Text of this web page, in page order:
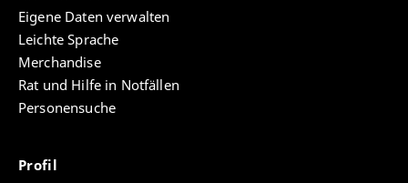
Eigene Daten verwalten
Leichte Sprache
Merchandise
Rat und Hilfe in Notfällen
Personensuche
Profil